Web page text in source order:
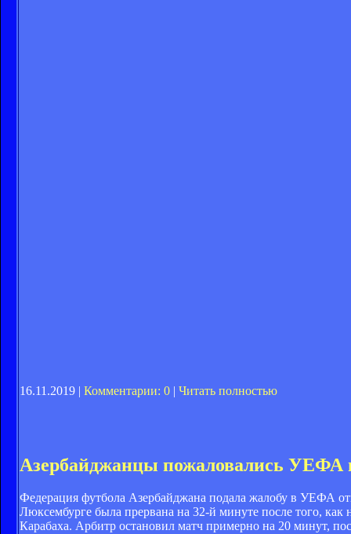
16.11.2019 | Комментарии: 0 | Читать полностью
Азербайджанцы пожаловались УЕФА
Федерация футбола Азербайджана подала жалобу в УЕФА
Люксембурге была прервана на 32-й минуте после того,
Карабаха. Арбитр остановил матч примерно на 20 минут,